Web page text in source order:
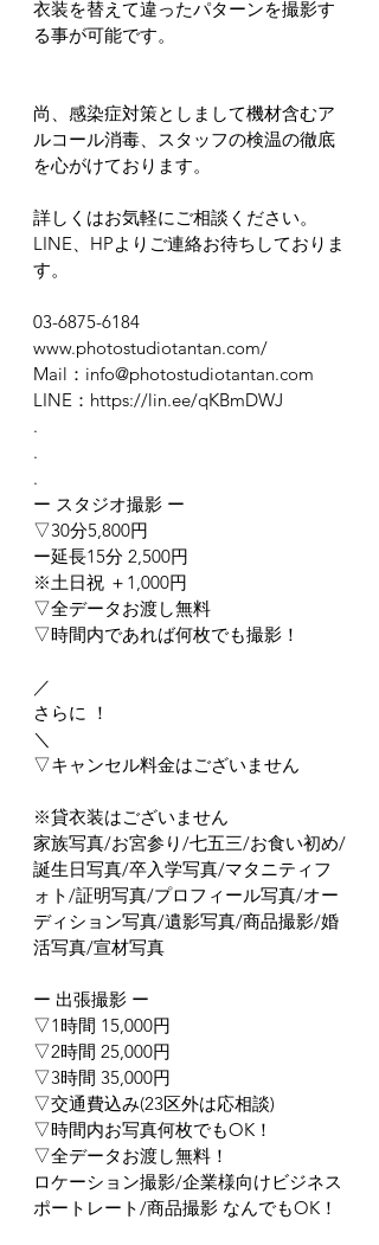
衣装を替えて違ったパターンを撮影す
る事が可能です。
尚、感染症対策としまして機材含むア
ルコール消毒、スタッフの検温の徹底
を心がけております。
詳しくはお気軽にご相談ください。
LINE、HPよりご連絡お待ちしておりま
す。
03-6875-6184
www.photostudiotantan.com/
Mail：info@photostudiotantan.com
LINE：https://lin.ee/qKBmDWJ
.
.
.
ー スタジオ撮影 ー
▽30分5,800円
ー延長15分 2,500円
※土日祝 ＋1,000円
▽全データお渡し無料
▽時間内であれば何枚でも撮影！
／
さらに ！
＼
▽キャンセル料金はございません
※貸衣装はございません
家族写真/お宮参り/七五三/お食い初め/
誕生日写真/卒入学写真/マタニティフ
ォト/証明写真/プロフィール写真/オー
ディション写真/遺影写真/商品撮影/婚
活写真/宣材写真
ー 出張撮影 ー
▽1時間 15,000円
▽2時間 25,000円
▽3時間 35,000円
▽交通費込み(23区外は応相談)
▽時間内お写真何枚でもOK！
▽全データお渡し無料！
ロケーション撮影/企業様向けビジネス
ポートレート/商品撮影 なんでもOK！